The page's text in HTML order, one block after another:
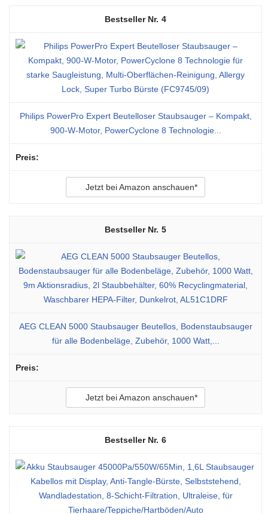
4
Philips PowerPro Expert Beutelloser Staubsauger – Kompakt,
900-W-Motor, PowerCyclone 8 Technologie...
Jetzt bei Amazon anschauen*
5
AEG CLEAN 5000 Staubsauger Beutellos, Bodenstaubsauger
für alle Bodenbeläge, Zubehör, 1000 Watt,...
Jetzt bei Amazon anschauen*
6